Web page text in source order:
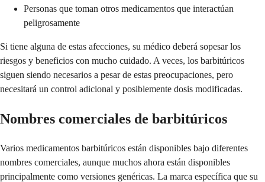
Personas que toman otros medicamentos que interactúan
peligrosamente
Si tiene alguna de estas afecciones, su médico deberá sopesar los
riesgos y beneficios con mucho cuidado. A veces, los barbitúricos
siguen siendo necesarios a pesar de estas preocupaciones, pero
necesitará un control adicional y posiblemente dosis modificadas.
Nombres comerciales de barbitúricos
Varios medicamentos barbitúricos están disponibles bajo diferentes
nombres comerciales, aunque muchos ahora están disponibles
principalmente como versiones genéricas. La marca específica que su